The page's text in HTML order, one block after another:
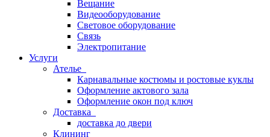
Вещание
Видеооборудование
Световое оборудование
Связь
Электропитание
Услуги
Ателье
Карнавальные костюмы и ростовые куклы
Оформление актового зала
Оформление окон под ключ
Доставка
доставка до двери
Клининг